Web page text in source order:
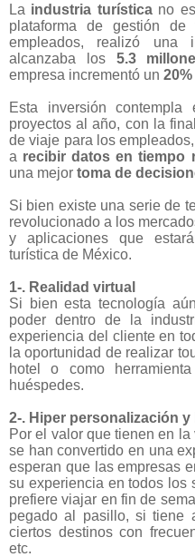
La industria turísticano es
plataforma de gestión de
empleados, realizó una
alcanzaba los 5.3
empresa incrementó un 20%
Esta inversión
proyectos al año, con la
de viaje para los
a recibir datos en tiempo
una mejor toma de
Si bien existe una serie de
revolucionado a los
y aplicaciones que
turística de México.
1-. Realidad virtual
Si bien esta tecnología
poder dentro de la
experiencia del cliente en
la oportunidad de realizar
hotel o como
huéspedes.
2-. Hiper personalización y
Por el valor que tienen en
se han convertido en una
esperan que las empresas
su experiencia en todos los
prefiere viajar en fin de
pegado al pasillo, si tiene
ciertos destinos con
etc.